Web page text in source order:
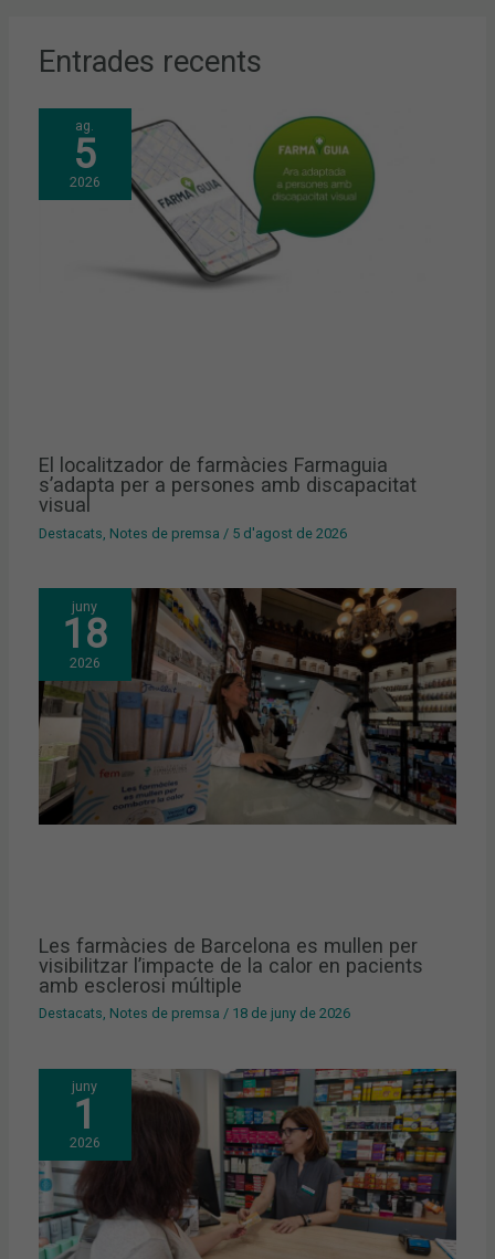
Entrades recents
ag.
5
2026
El localitzador de farmàcies Farmaguia
s’adapta per a persones amb discapacitat
visual
Destacats Notes de premsa / 5 d'agost de 2026
juny
18
2026
Les farmàcies de Barcelona es mullen per
visibilitzar l’impacte de la calor en pacients
amb esclerosi múltiple
Destacats, Notes de premsa / 18 de juny de 2026
juny
1
2026